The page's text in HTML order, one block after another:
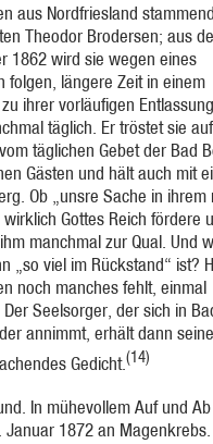
aus Nordfriesland
Theodor Brodersen; aus
1862 wird sie wegen eines
folgen, längere Zeit in einem
ihrer vorläufigen
täglich. Er tröstet sie
täglichen Gebet der Bad
Gästen und hält auch mit
Ob „unsre Sache in ihrem
Gottes Reich fördere
manchmal zur Qual. Und
„so viel im Rückstand“ ist?
noch manches fehlt, einmal
Seelsorger, der sich in
annimmt, erhält dann
Gedicht.(14)
In mühevollem Auf und Ab
1872 an Magenkrebs.